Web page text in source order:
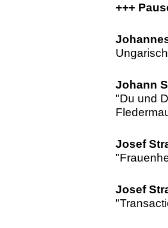
+++
Johann
"Du und
Josef
Josef